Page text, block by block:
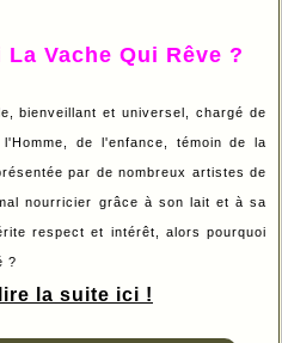
Vache Qui Rêve ?
bienveillant et universel, chargé de
de l'enfance, témoin de la
par de nombreux artistes de
nourricier grâce à son lait et à sa
respect et intérêt, alors pourquoi
?
la suite ici !